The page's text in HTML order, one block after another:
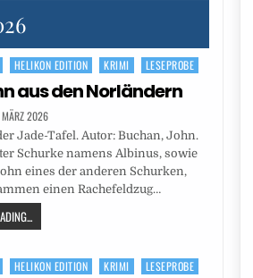
HELIKON EDITION KRIMI LESEPROBE
aus den Norländern
MÄRZ 2026
Jade-Tafel. Autor: Buchan, John.
Schurke namens Albinus, sowie
eines der anderen Schurken,
einen Rachefeldzug…
HELIKON EDITION KRIMI LESEPROBE